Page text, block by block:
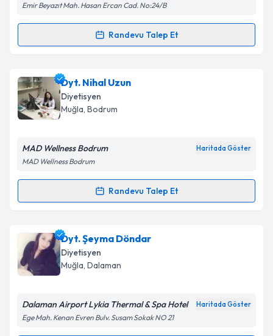
Takvim Talebini Gönder
Emir Beyazıt Mah. Hasan Ercan Cad. No:24/B
Randevu Talep Et
Randevu Takvimi Talebi
Dyt. Enes Baykaliçin randevu takvimi talebi
oluşturun. Size bu uzmandan randevu almanız için bir
takvim hazırlandığında e-posta ile bilgilendireceğiz.
Kişisel verilerimin işlenmesine ilişkin
Metni'ni okudum ve kişisel verilerimin belirtilen
Takvim Talebini Gönder
Dyt. Nihal Uzun
Diyetisyen
Muğla, Bodrum
MAD Wellness Bodrum Haritada Göster
MAD Wellness Bodrum
Randevu Talep Et
Randevu Takvimi Talebi
Dyt. Nihal Uzuniçin randevu takvimi talebi oluşturun.
Size bu uzmandan randevu almanız için bir takvim
hazırlandığında e-posta ile bilgilendireceğiz.
Dyt. Şeyma Döndar
Diyetisyen
Muğla, Dalaman
Dalaman Airport Lykia Thermal & Spa Hotel Haritada Göster
Ege Mah. Kenan Evren Bulv. Susam Sokak NO 21